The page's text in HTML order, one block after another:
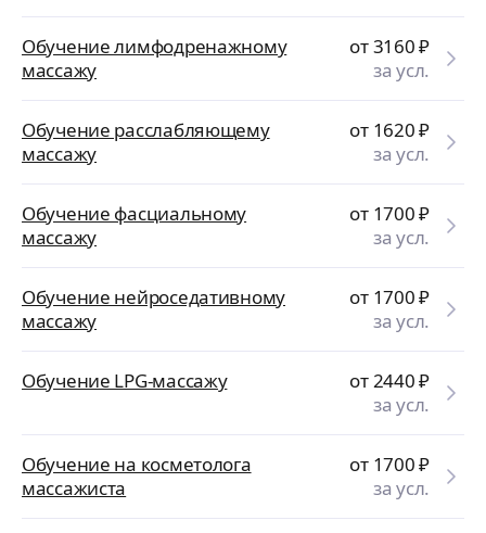
Обучение лимфодренажному
массажу
от 3160₽
за усл.
Обучение расслабляющему
массажу
от 1620₽
за усл.
Обучение фасциальному
массажу
от 1700₽
за усл.
Обучение нейроседативному
массажу
от 1700₽
за усл.
Обучение LPG-массажу от 2440₽
за усл.
Обучение на косметолога
массажиста
от 1700₽
за усл.